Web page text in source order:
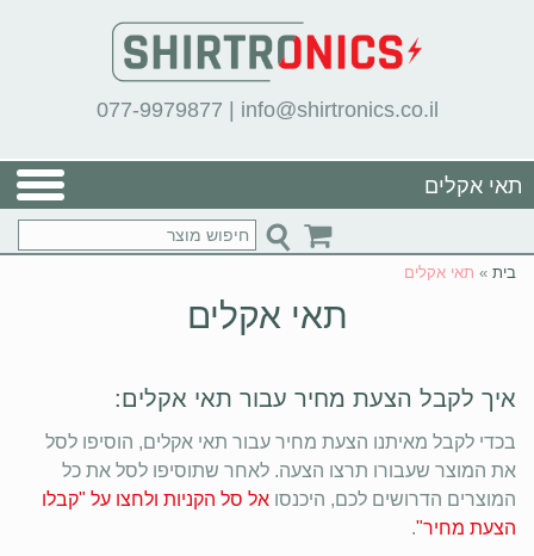
077-9979877 | info@shirtronics.co.il
תאי אקלים
בית » תאי אקלים
תאי אקלים
איך לקבל הצעת מחיר עבור תאי אקלים:
בכדי לקבל מאיתנו הצעת מחיר עבור תאי אקלים, הוסיפו לסל
את המוצר שעבורו תרצו הצעה. לאחר שתוסיפו לסל את כל
המוצרים הדרושים לכם, היכנסו אל סל הקניות ולחצו על "קבלו
הצעת מחיר".